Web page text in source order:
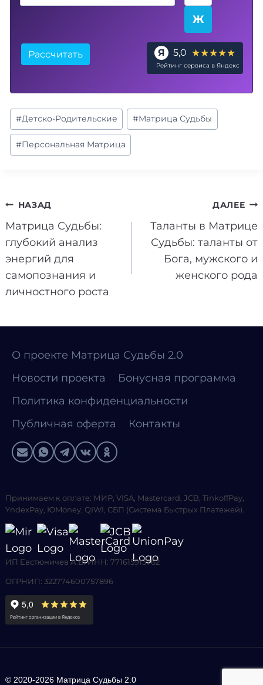
Ж
Рассчитать Я 5,0 ★★★★★
Рейтинг сервиса в Яндекс
Метки
записи:
#Детско-Родительские #Матрица Судьбы
#Персональная Матрица
Навигация
по
записям
НАЗАД
Матрица Судьбы:
глубокий анализ
энергий для
самопознания и
личностного роста
ДАЛЕЕ
Таланты в Матрице
Судьбы: таланты от
Бога, мужского и
женского рода
Принимаем к оплате: МИР, VISA, Mastercard, JCB, TinkoffPay,
YndexPay, ЮMoney, QIWI, СБП (Система Быстрых Платежей).
ИП Евстюничев А.В. ИНН: 771615913762
ОГРНИП: 322774600757896
О проекте Матрица Судьбы 2.0
Новости проекта
Бонусная программа
Политика конфиденциальности
Публичная оферта
Контакты
© 2020-2026 Матрица Судьбы 2.0